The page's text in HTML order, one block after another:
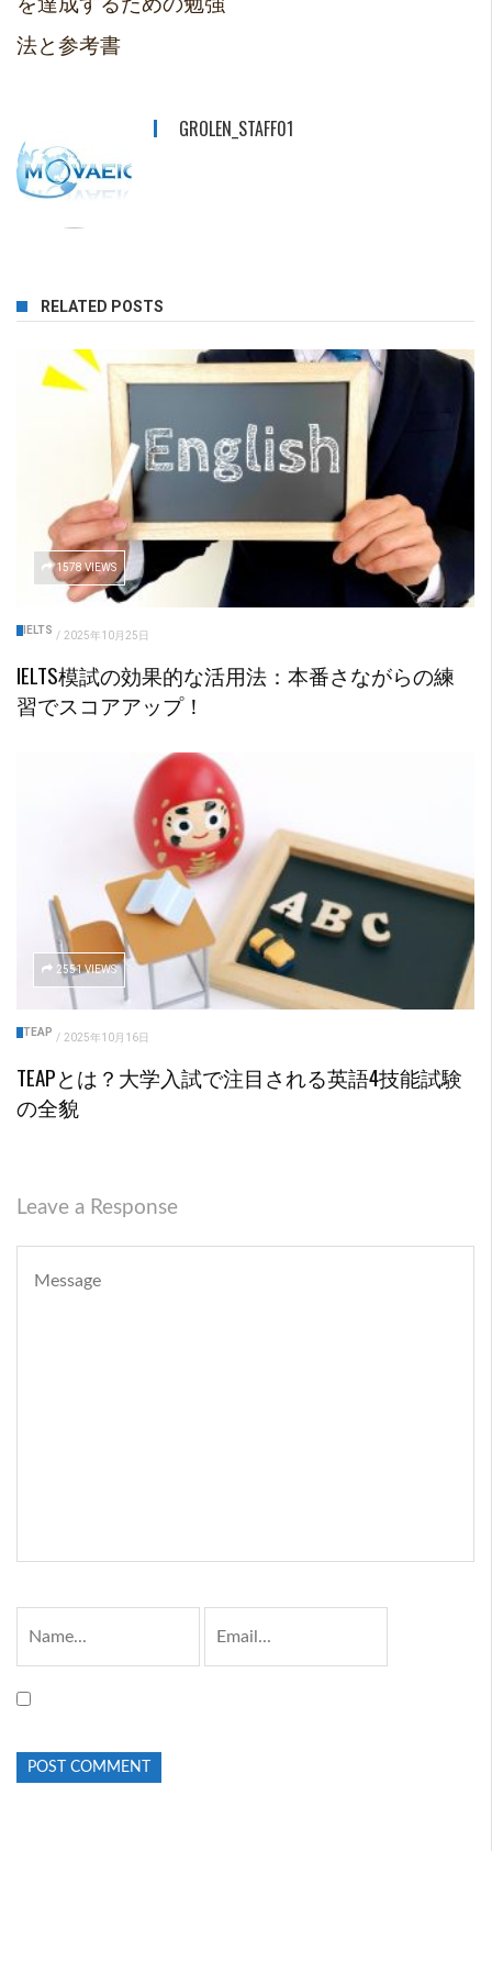
法と参考書
GROLEN_STAFF01
RELATED POSTS
1578 VIEWS
IELTS / 2025年10月25日
IELTS模試の効果的な活用法：本番さながらの練
習でスコアアップ！
2551 VIEWS
TEAP / 2025年10月16日
TEAPとは？大学入試で注目される英語4技能試験
の全貌
Leave a Response